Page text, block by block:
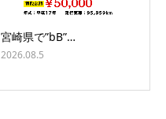
宮崎県で”bB”…
2026.08.5